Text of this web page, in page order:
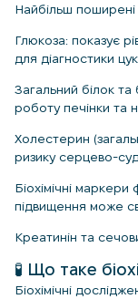
Найбільш
Глюкоза: показує
для діагностики
Загальний білок та
роботу печінки та
Холестерин
ризику серцево-
Біохімічні маркери
підвищення може
Креатинін та
🧪 Що таке
Біохімічні